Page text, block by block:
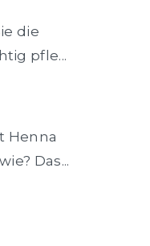
die
pfle...
Henna
Das...